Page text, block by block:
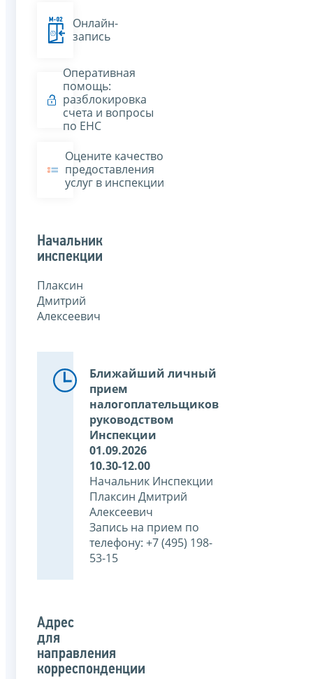
Онлайн-
запись
Оперативная
помощь:
разблокировка
счета и вопросы
по ЕНС
Оцените качество
предоставления
услуг в инспекции
Начальник
инспекции
Плаксин
Дмитрий
Алексеевич
Ближайший личный
прием
налогоплательщиков
руководством
Инспекции
01.09.2026
10.30-12.00
Начальник Инспекции
Плаксин Дмитрий
Алексеевич
Запись на прием по
телефону: +7 (495) 198-
53-15
Адрес
для
направления
корреспонденции